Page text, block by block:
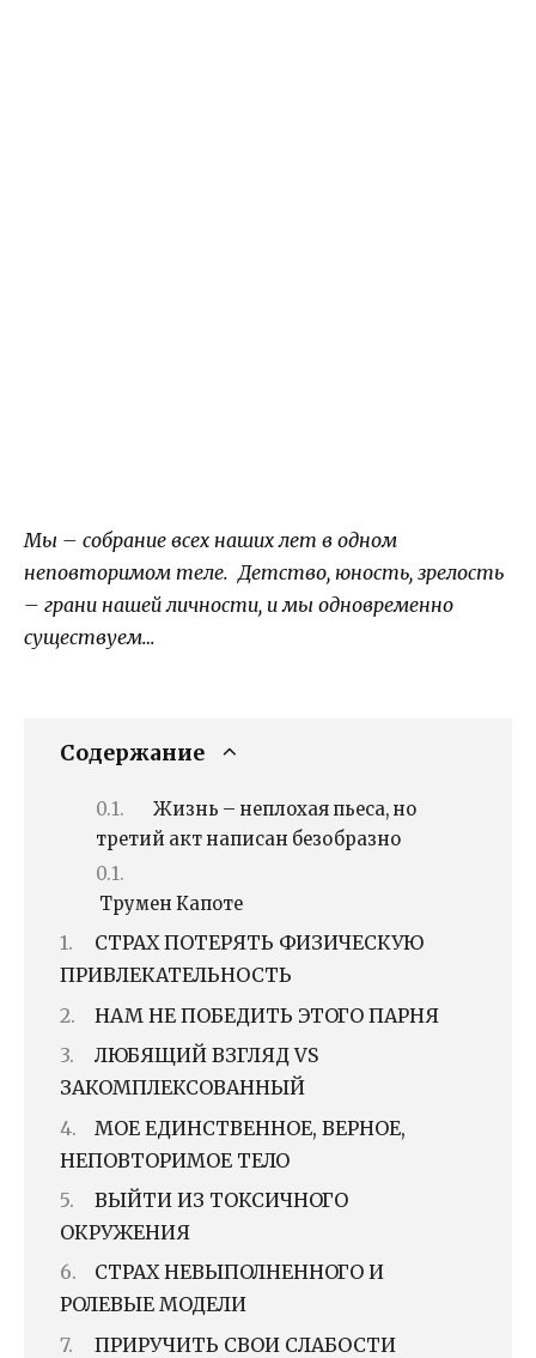
Мы – собрание всех наших лет в одном
неповторимом теле. Детство, юность, зрелость
– грани нашей личности, и мы одновременно
существуем…
Содержание
Жизнь – неплохая пьеса, но
третий акт написан безобразно
Трумен Капоте
СТРАХ ПОТЕРЯТЬ ФИЗИЧЕСКУЮ
ПРИВЛЕКАТЕЛЬНОСТЬ
НАМ НЕ ПОБЕДИТЬ ЭТОГО ПАРНЯ
ЛЮБЯЩИЙ ВЗГЛЯД VS
ЗАКОМПЛЕКСОВАННЫЙ
МОЕ ЕДИНСТВЕННОЕ, ВЕРНОЕ,
НЕПОВТОРИМОЕ ТЕЛО
ВЫЙТИ ИЗ ТОКСИЧНОГО
ОКРУЖЕНИЯ
СТРАХ НЕВЫПОЛНЕННОГО И
РОЛЕВЫЕ МОДЕЛИ
ПРИРУЧИТЬ СВОИ СЛАБОСТИ